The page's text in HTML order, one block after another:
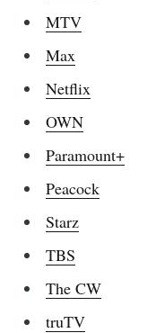
MTV
Max
Netflix
OWN
Paramount+
Peacock
Starz
TBS
The CW
truTV